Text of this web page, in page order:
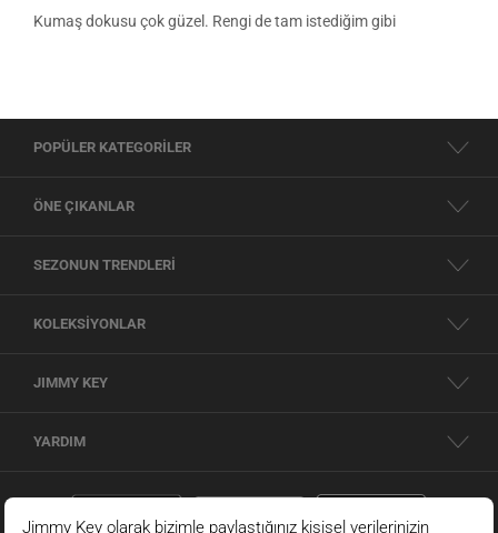
Kumaş dokusu çok güzel. Rengi de tam istediğim gibi
POPÜLER KATEGORİLER
ÖNE ÇIKANLAR
SEZONUN TRENDLERİ
KOLEKSİYONLAR
JIMMY KEY
YARDIM